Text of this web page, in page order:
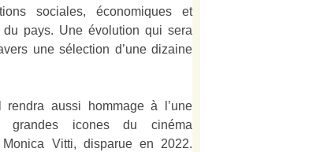
sociales, économiques et
du pays. Une évolution qui sera
une sélection d’une dizaine
rendra aussi hommage à l’une
grandes icones du cinéma
Vitti, disparue en 2022.